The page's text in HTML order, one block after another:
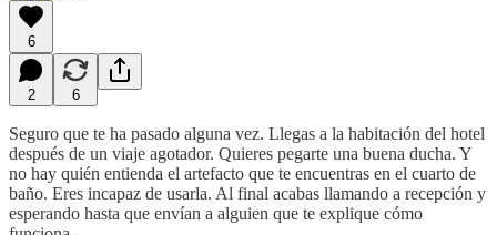
6
2 6
Seguro que te ha pasado alguna vez. Llegas a la habitación del hotel
después de un viaje agotador. Quieres pegarte una buena ducha. Y
no hay quién entienda el artefacto que te encuentras en el cuarto de
baño. Eres incapaz de usarla. Al final acabas llamando a recepción y
esperando hasta que envían a alguien que te explique cómo